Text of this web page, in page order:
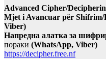
Advanced Cipher/
Mjet i Avancuar për Shifrim/
Viber)
Напредна алатка за
пораки (WhatsApp, Viber)
https://decipher.free.nf